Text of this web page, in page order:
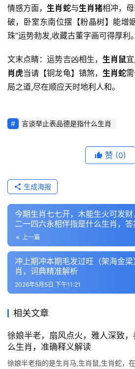
情感方面，生肖蛇与生肖猪相冲，
破，卧室东南位摆【粉晶树】能增
珠”运势勃发,收藏古董字画可得厚利。
文末点睛：运势吉凶相生， 生肖鼠
肖虎当请【铜龙龟】镇煞， 生肖蛇
局之道,尽在顺应天时地利人和。
言谈举止表品德是指什么生肖
赞 (0)
生成海报
今期生肖七七开，木能生火可发财
二一四六永相伴指是什么生肖，
上一篇
冲上期冲本期毛发过旺（架海金
肖，词典精准解析
2026年5月5日 下午11:21
相关文章
徐娘半老，扇风点火，雅人深致
么生肖，准确释义解读
徐娘半老指的是生肖马,生肖鼠,生肖蛇，